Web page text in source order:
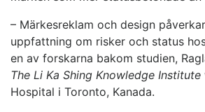
– Märkesreklam och design
uppfattning om risker och status
en av forskarna bakom studien,
The Li Ka Shing Knowledge Institute
Hospital i Toronto, Kanada.